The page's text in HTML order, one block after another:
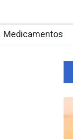
Medicamentos